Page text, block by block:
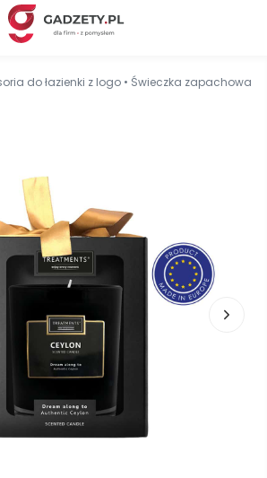
do łazienki z logo • Świeczka zapachowa